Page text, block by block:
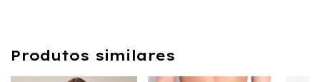
Produtos similares